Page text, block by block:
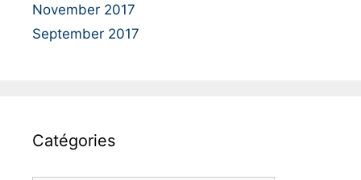
November 2017
September 2017
Catégories